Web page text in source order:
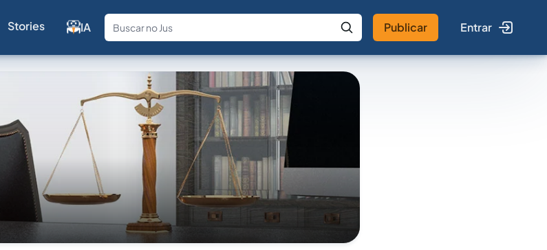
Stories IA
Fale com a IA Buscar no Jus
Publicar Entrar